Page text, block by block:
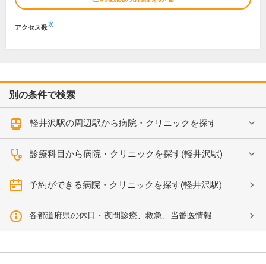
アクセス数※
別の条件で検索
軽井沢駅の周辺駅から病院・クリニックを探す
診療科目から病院・クリニックを探す(軽井沢駅)
予約ができる病院・クリニックを探す(軽井沢駅)
各都道府県の休日・夜間診療、救急、当番医情報